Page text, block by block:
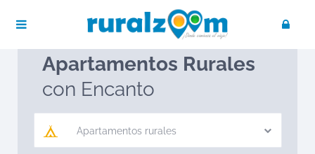
Apartamentos rurales
Apartamentos Rurales
con Encanto
Apartamentos rurales